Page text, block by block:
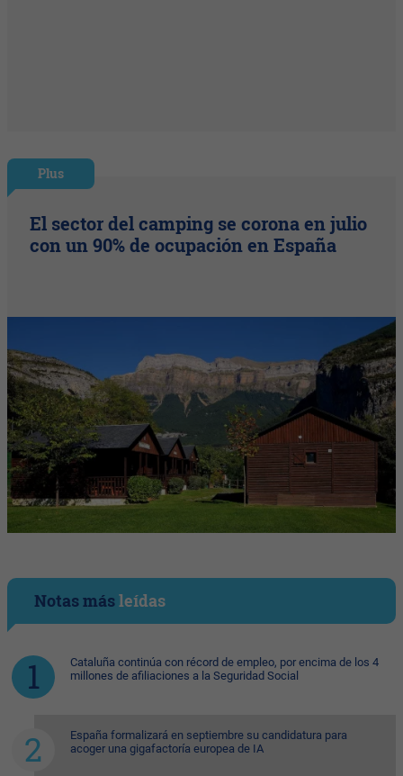
Plus
El sector del camping se corona en julio
con un 90% de ocupación en España
Notas másleídas
Cataluña continúa con récord de empleo, por encima de los 4
millones de afiliaciones a la Seguridad Social
España formalizará en septiembre su candidatura para
acoger una gigafactoría europea de IA